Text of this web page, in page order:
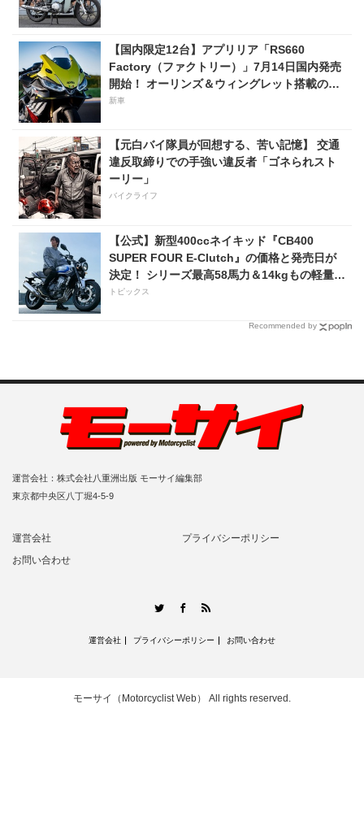
【国内限定12台】アプリリア「RS660
Factory（ファクトリー）」7月14日国内発売
開始！ オーリンズ＆ウィングレット搭載の上
級仕様は価格198万円！
新車
【元白バイ隊員が回想する、苦い記憶】 交通
違反取締りでの手強い違反者「ゴネられスト
ーリー」
バイクライフ
【公式】新型400ccネイキッド『CB400
SUPER FOUR E-Clutch』の価格と発売日が
決定！ シリーズ最高58馬力＆14kgもの軽量
化!? 完全に「旧CB400SF」を超えた!?
トピックス
Recommended by
運営会社：株式会社八重洲出版 モーサイ編集部
東京都中央区八丁堀4-5-9
運営会社
プライバシーポリシー
お問い合わせ
TwitterFacebook
運営会社 プライバシーポリシー お問い合わせ
モーサイ（Motorcyclist Web） All rights reserved.